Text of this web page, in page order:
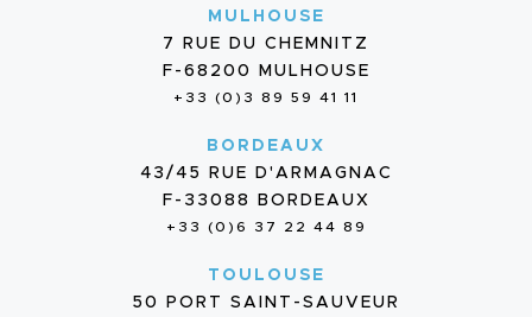
MULHOUSE
7 RUE DU CHEMNITZ
F-68200 MULHOUSE
+33 (0)3 89 59 41 11
BORDEAUX
43/45 RUE D'ARMAGNAC
F-33088 BORDEAUX
+33 (0)6 37 22 44 89
TOULOUSE
50 PORT SAINT-SAUVEUR